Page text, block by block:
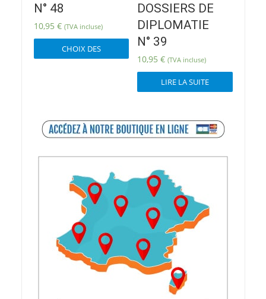
N° 48
10,95 € (TVA incluse)
CHOIX DES
Ce
plusieurs
variations.
options
peuvent
choisies
sur
page
produit
DOSSIERS DE
DIPLOMATIE
N° 39
10,95 € (TVA incluse)
LIRE LA SUITE